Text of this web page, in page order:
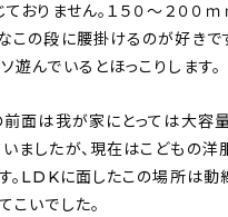
ておりません。１５０～２００
この段に腰掛けるのが好きで
遊んでいるとほっこりします。
前面は我が家にとっては大容
ましたが、現在はこどもの洋
。LDKに面したこの場所は動
こいでした。